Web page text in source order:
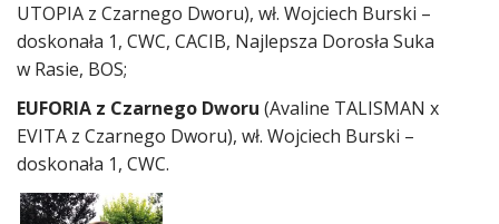
UTOPIA z Czarnego Dworu), wł. Wojciech Burski –
doskonała 1, CWC, CACIB, Najlepsza Dorosła Suka
w Rasie, BOS;
EUFORIA z Czarnego Dworu (Avaline TALISMAN x
EVITA z Czarnego Dworu), wł. Wojciech Burski –
doskonała 1, CWC.